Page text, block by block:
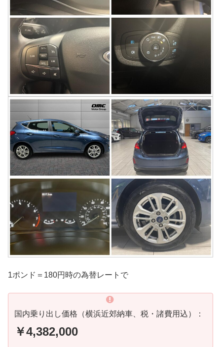
1ポンド＝180円時の為替レートで
国内乗り出し価格（横浜近郊納車、税・諸費用込）：
￥4,382,000